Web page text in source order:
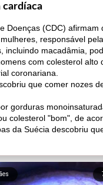
cardíaca
Doenças (CDC)
responsável
incluindo macadâmia,
com colesterol
coronariana.
que comer nozes
gorduras
colesterol "bom", de
da Suécia descobriu